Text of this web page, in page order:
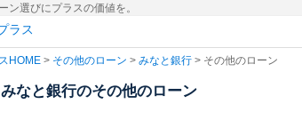
ン選びにプラスの価値を。
HOME > その他のローン > みなと銀行 > その他のローン
みなと銀行のその他のローン